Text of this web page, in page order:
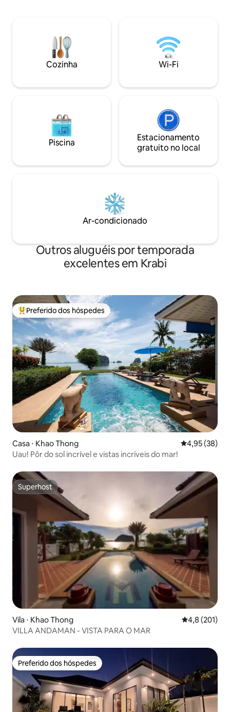
piscina, uma sala de estar com um sofá-
cama para seu relaxamento enquanto
desfruta de vista para a piscina. A piscina
é espaçosa e perfeita para você. Somos
amigáveis.
montanhas, com
redor,
um verdadeiro
vindo à vila
Cozinha Wi-Fi
Piscina
Estacionamento
gratuito no local
Ar-condicionado
Outros aluguéis por temporada
excelentes em Krabi
Entre os melhores preferidos dos hóspedes
Preferido dos hóspedes
Casa ⋅ Khao Thong 4,95 de uma
4,95 (38)
Uau! Pôr do sol incrível e vistas incríveis do mar!
Superhost
Superhost
Vila ⋅ Khao Thong 4,8 de uma
4,8 (201)
VILLA ANDAMAN - VISTA PARA O MAR
Preferido dos hóspedes
Preferido dos hóspedes